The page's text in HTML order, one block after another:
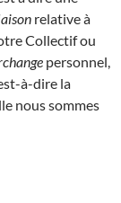
relative à
Collectif ou
personnel,
à-dire la
nous sommes